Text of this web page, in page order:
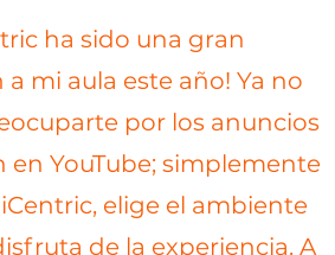
ha sido una gran
mi aula este año! Ya no
por los anuncios
en YouTube; simplemente
elige el ambiente
de la experiencia. A